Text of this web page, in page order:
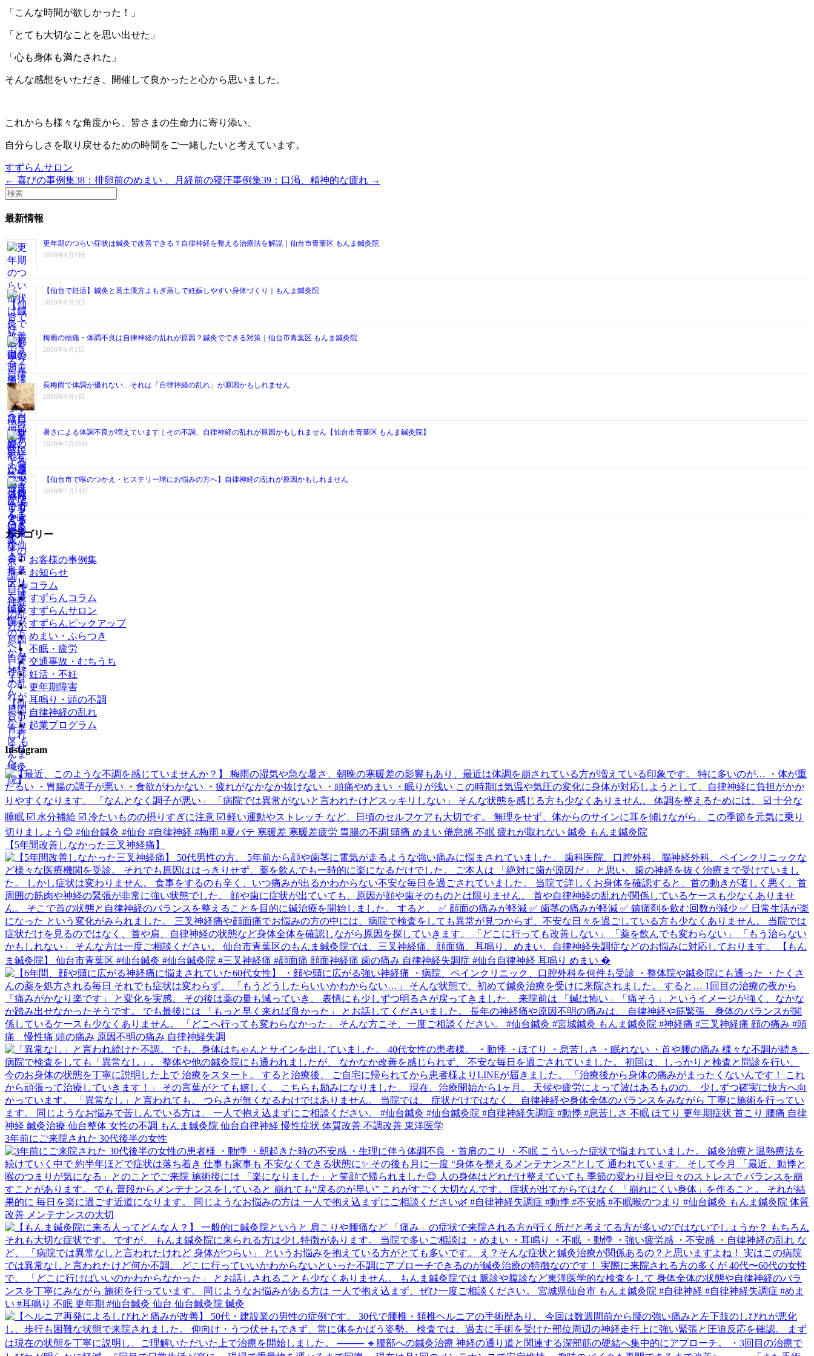
「こんな時間が欲しかった！」
「とても大切なことを思い出せた」
「心も身体も満たされた」
そんな感想をいただき、開催して良かったと心から思いました。
これからも様々な角度から、皆さまの生命力に寄り添い、
自分らしさを取り戻せるための時間をご一緒したいと考えています。
すずらんサロン
← 喜びの事例集38：排卵前のめまい 、月経前の寝汗事例集39：口渇、精神的な疲れ →
最新情報
更年期のつらい症状は鍼灸で改善できる？自律神経を整える治療法を解説｜仙台市青葉区 もんま鍼灸院
2026年8月5日
【仙台で妊活】鍼灸と黄土漢方よもぎ蒸しで妊娠しやすい身体づくり｜もんま鍼灸院
2026年8月3日
梅雨の頭痛・体調不良は自律神経の乱れが原因？鍼灸でできる対策｜仙台市青葉区 もんま鍼灸院
2026年8月2日
長梅雨で体調が優れない…それは「自律神経の乱れ」が原因かもしれません
2026年8月1日
暑さによる体調不良が増えています｜その不調、自律神経の乱れが原因かもしれません【仙台市青葉区 もんま鍼灸院】
2026年7月25日
【仙台市で喉のつかえ・ヒステリー球にお悩みの方へ】自律神経の乱れが原因かもしれません
2026年7月14日
カテゴリー
お客様の事例集
お知らせ
コラム
すずらんコラム
すずらんサロン
すずらんピックアップ
めまい・ふらつき
不眠・疲労
交通事故・むちうち
妊活・不妊
更年期障害
耳鳴り・頭の不調
自律神経の乱れ
起業プログラム
Instagram
【5年間改善しなかった三叉神経痛】
3年前にご来院された 30代後半の女性